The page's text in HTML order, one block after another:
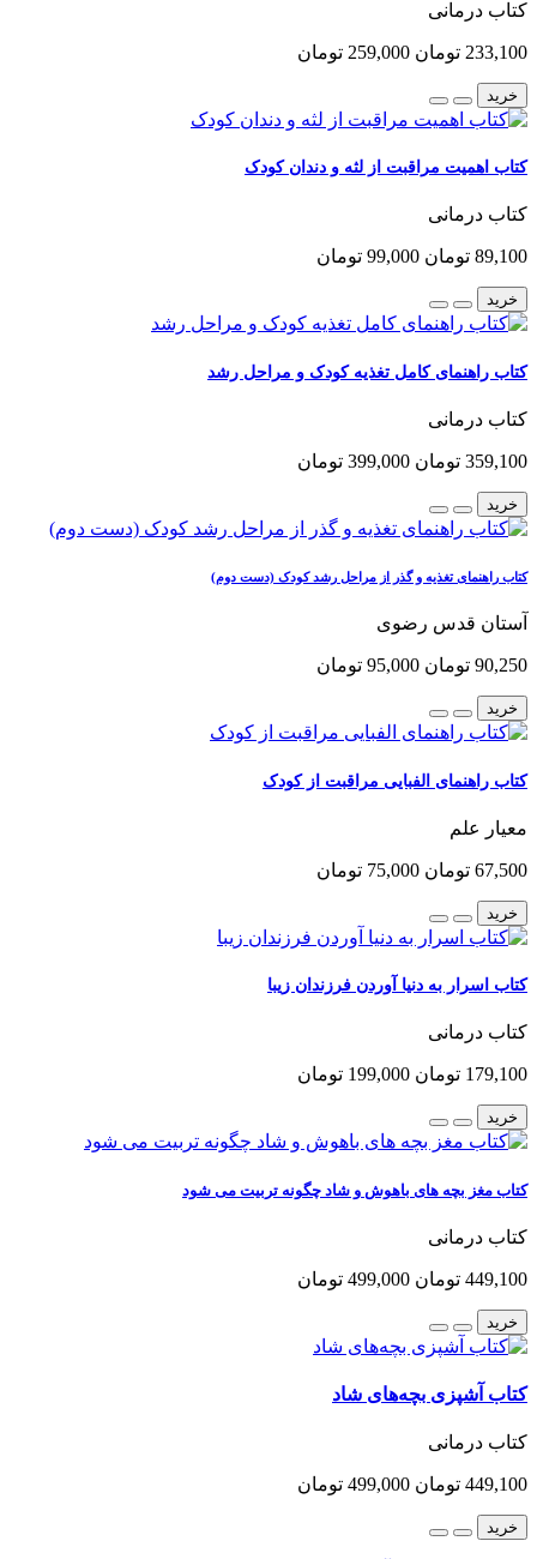
کتاب درمانی
233,100 تومان 259,000 تومان
خرید
کتاب اهمیت مراقبت از لثه و دندان کودک
کتاب درمانی
89,100 تومان 99,000 تومان
خرید
کتاب راهنمای کامل تغذیه کودک و مراحل رشد
کتاب درمانی
359,100 تومان 399,000 تومان
خرید
کتاب راهنمای تغذیه و گذر از مراحل رشد کودک (دست دوم)
آستان قدس رضوی
90,250 تومان 95,000 تومان
خرید
کتاب راهنمای الفبایی مراقبت از کودک
معیار علم
67,500 تومان 75,000 تومان
خرید
کتاب اسرار به دنیا آوردن فرزندان زیبا
کتاب درمانی
179,100 تومان 199,000 تومان
خرید
کتاب مغز بچه های باهوش و شاد چگونه تربیت می شود
کتاب درمانی
449,100 تومان 499,000 تومان
خرید
کتاب آشپزی بچه‌های شاد
کتاب درمانی
449,100 تومان 499,000 تومان
خرید